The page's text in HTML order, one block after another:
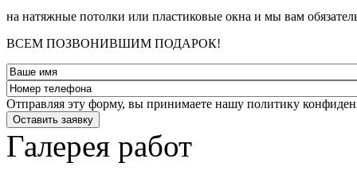
на натяжные потолки или пластиковые окна и мы вам
ВСЕМ ПОЗВОНИВШИМ ПОДАРОК!
Отправляя эту форму, вы принимаете нашу политику
Оставить заявку
Галерея работ